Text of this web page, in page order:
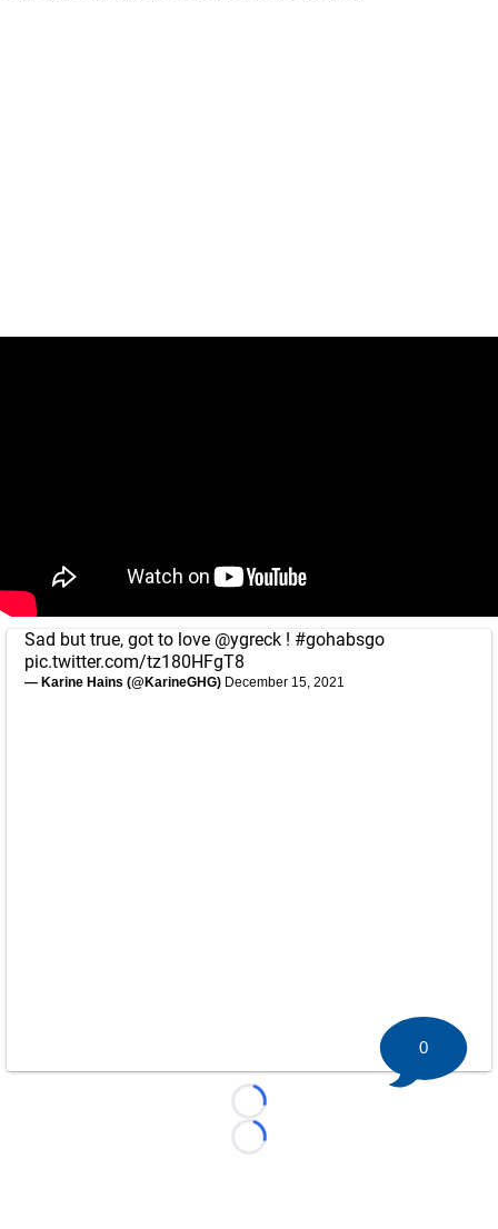
Sad but true, got to love @ygreck ! #gohabsgo
pic.twitter.com/tz180HFgT8
— Karine Hains (@KarineGHG) December 15, 2021
Loading...
Loading...
0